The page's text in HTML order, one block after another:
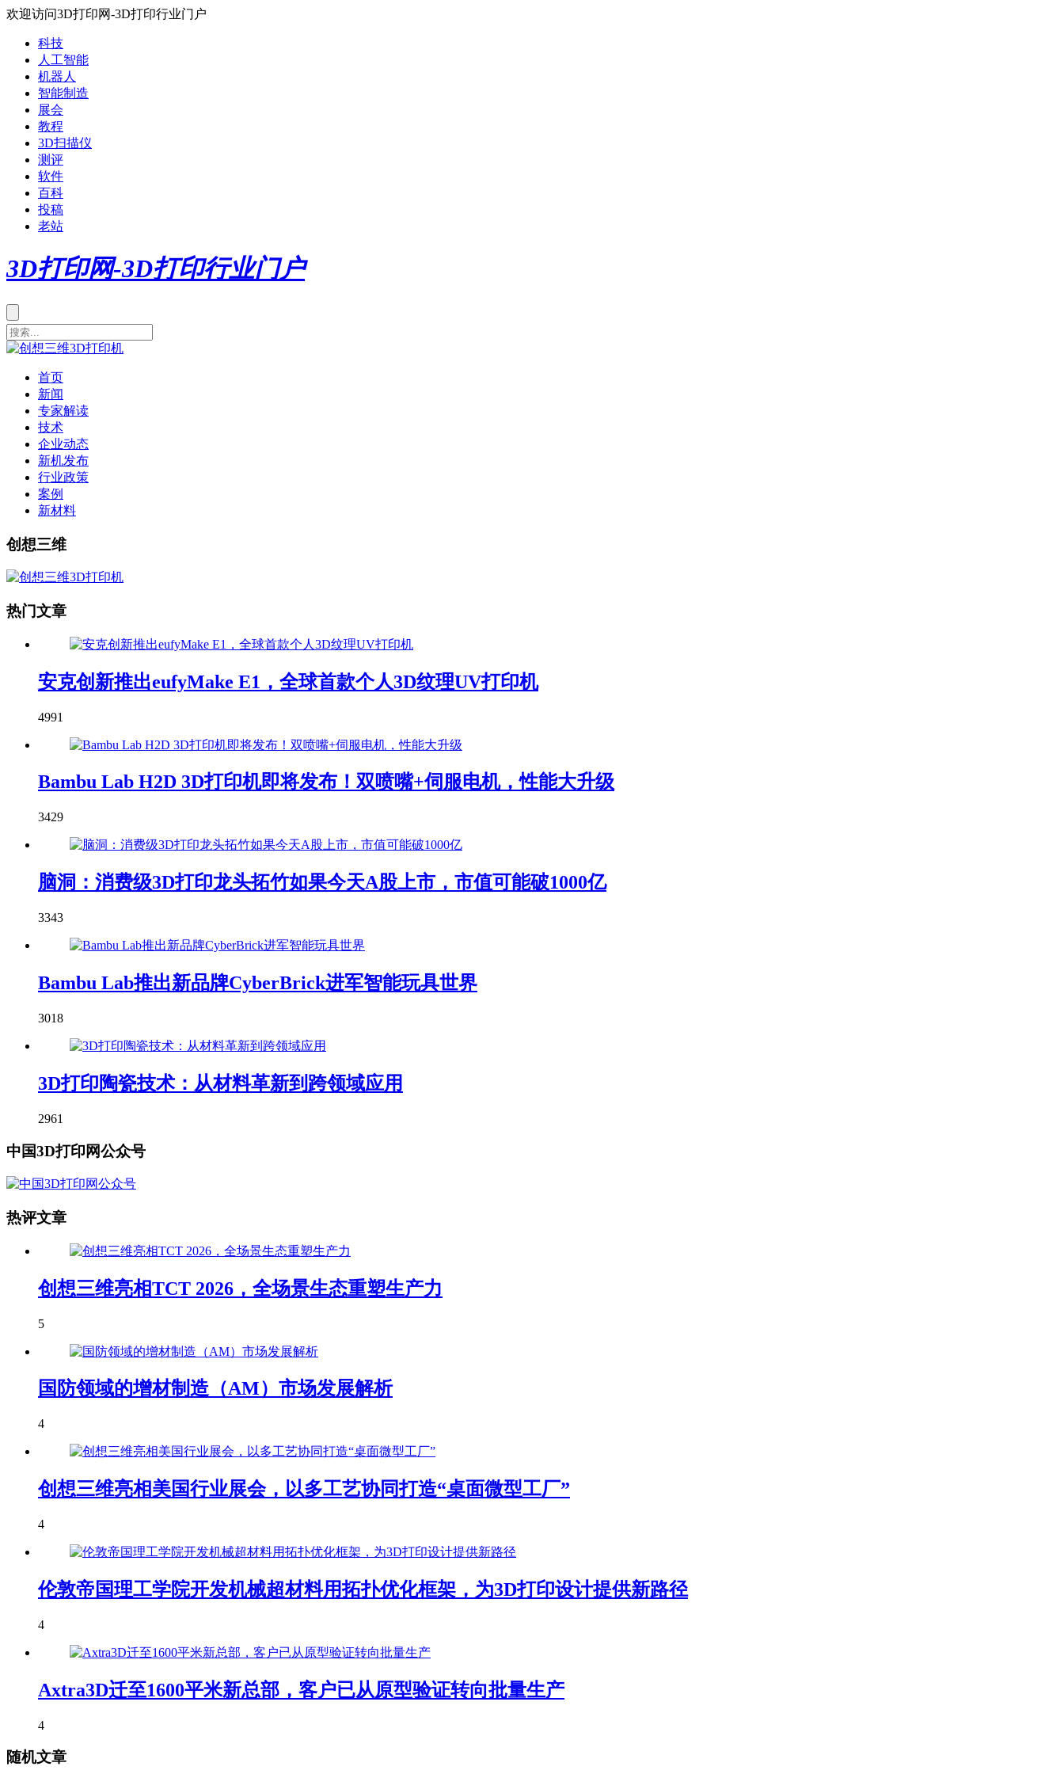
欢迎访问3D打印网-3D打印行业门户
科技
人工智能
机器人
智能制造
展会
教程
3D扫描仪
测评
软件
百科
投稿
老站
3D打印网-3D打印行业门户
首页
新闻
专家解读
技术
企业动态
新机发布
行业政策
案例
新材料
创想三维
热门文章
安克创新推出eufyMake E1，全球首款个人3D纹理UV打印机
4991
Bambu Lab H2D 3D打印机即将发布！双喷嘴+伺服电机，性能大升级
3429
脑洞：消费级3D打印龙头拓竹如果今天A股上市，市值可能破1000亿
3343
Bambu Lab推出新品牌CyberBrick进军智能玩具世界
3018
3D打印陶瓷技术：从材料革新到跨领域应用
2961
中国3D打印网公众号
热评文章
创想三维亮相TCT 2026，全场景生态重塑生产力
5
国防领域的增材制造（AM）市场发展解析
4
创想三维亮相美国行业展会，以多工艺协同打造“桌面微型工厂”
4
伦敦帝国理工学院开发机械超材料用拓扑优化框架，为3D打印设计提供新路径
4
Axtra3D迁至1600平米新总部，客户已从原型验证转向批量生产
4
随机文章